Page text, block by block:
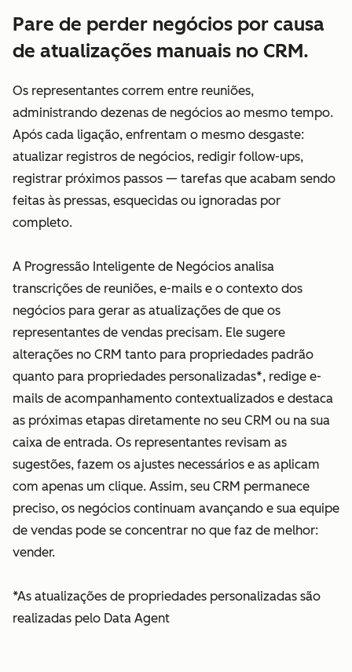
Pare de perder negócios por causa
de atualizações manuais no CRM.
Os representantes correm entre reuniões,
administrando dezenas de negócios ao mesmo tempo.
Após cada ligação, enfrentam o mesmo desgaste:
atualizar registros de negócios, redigir follow-ups,
registrar próximos passos — tarefas que acabam sendo
feitas às pressas, esquecidas ou ignoradas por
completo.
A Progressão Inteligente de Negócios analisa
transcrições de reuniões, e-mails e o contexto dos
negócios para gerar as atualizações de que os
representantes de vendas precisam. Ele sugere
alterações no CRM tanto para propriedades padrão
quanto para propriedades personalizadas*, redige e-
mails de acompanhamento contextualizados e destaca
as próximas etapas diretamente no seu CRM ou na sua
caixa de entrada. Os representantes revisam as
sugestões, fazem os ajustes necessários e as aplicam
com apenas um clique. Assim, seu CRM permanece
preciso, os negócios continuam avançando e sua equipe
de vendas pode se concentrar no que faz de melhor:
vender.
*As atualizações de propriedades personalizadas são
realizadas pelo Data Agent